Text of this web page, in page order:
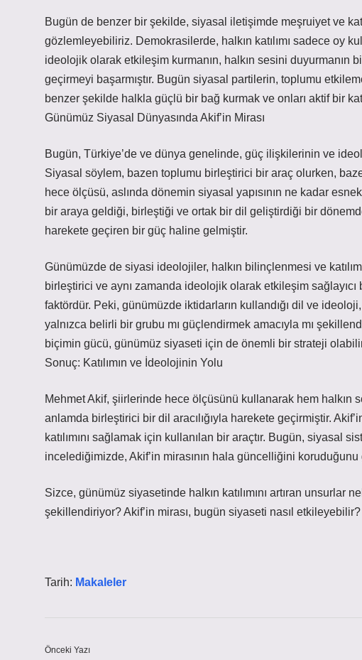
Bugün de benzer bir şekilde, siyasal iletişimde meşruiyet ve
gözlemleyebiliriz. Demokrasilerde, halkın katılımı sadece oy
ideolojik olarak etkileşim kurmanın, halkın sesini duyurmanın
geçirmeyi başarmıştır. Bugün siyasal partilerin, toplumu
benzer şekilde halkla güçlü bir bağ kurmak ve onları aktif bir
Günümüz Siyasal Dünyasında Akif’in Mirası
Bugün, Türkiye’de ve dünya genelinde, güç ilişkilerinin ve
Siyasal söylem, bazen toplumu birleştirici bir araç olurken,
hece ölçüsü, aslında dönemin siyasal yapısının ne kadar
bir araya geldiği, birleştiği ve ortak bir dil geliştirdiği bir
harekete geçiren bir güç haline gelmiştir.
Günümüzde de siyasi ideolojiler, halkın bilinçlenmesi ve
birleştirici ve aynı zamanda ideolojik olarak etkileşim
faktördür. Peki, günümüzde iktidarların kullandığı dil ve ideoloji,
yalnızca belirli bir grubu mı güçlendirmek amacıyla mı
biçimin gücü, günümüz siyaseti için de önemli bir strateji
Sonuç: Katılımın ve İdeolojinin Yolu
Mehmet Akif, şiirlerinde hece ölçüsünü kullanarak hem halkın
anlamda birleştirici bir dil aracılığıyla harekete geçirmiştir.
katılımını sağlamak için kullanılan bir araçtır. Bugün, siyasal
incelediğimizde, Akif’in mirasının hala güncelliğini koruduğunu
Sizce, günümüz siyasetinde halkın katılımını artıran unsurlar
şekillendiriyor? Akif’in mirası, bugün siyaseti nasıl etkileyebilir?
Tarih: Makaleler
Önceki Yazı